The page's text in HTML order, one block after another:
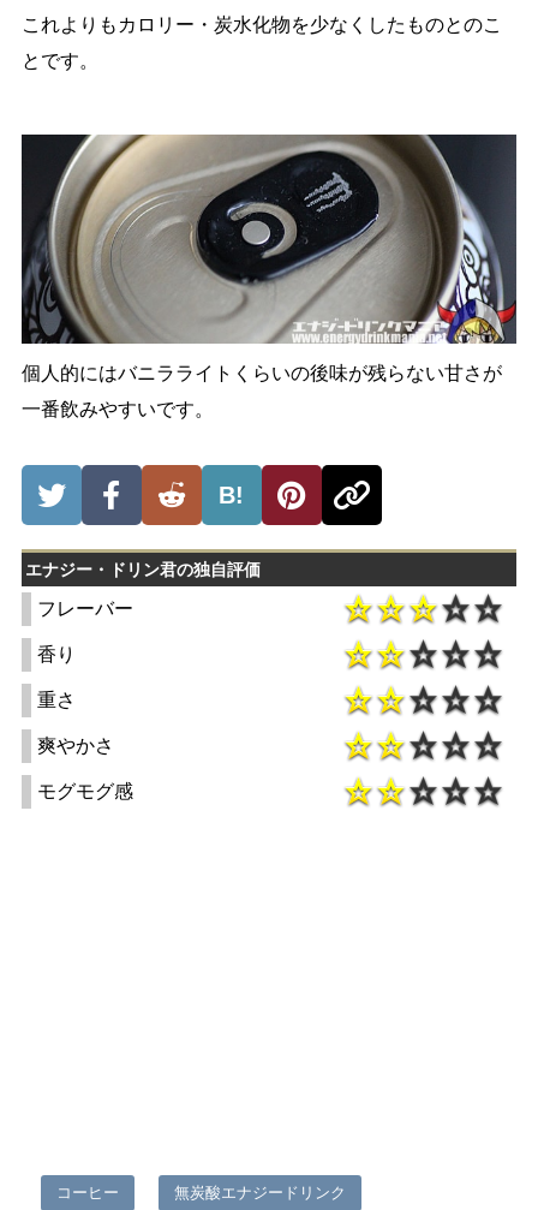
これよりもカロリー・炭水化物を少なくしたものとのこ
とです。
個人的にはバニラライトくらいの後味が残らない甘さが
一番飲みやすいです。
B!
エナジー・ドリン君の独自評価
フレーバー
香り
重さ
爽やかさ
モグモグ感
コーヒー 無炭酸エナジードリンク